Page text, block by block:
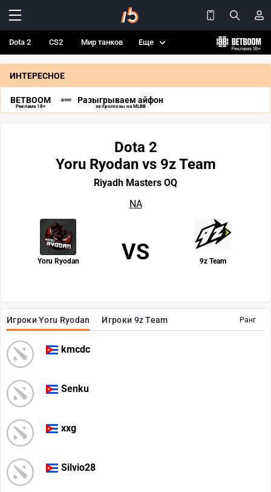
Dota 2 CS2 Мир танков Еще
ИНТЕРЕСНОЕ
BETBOOM
Реклама 18+
Разыгрываем айфон
за прогнозы на MLBB
Ранг
Игроки Yoru Ryodan Игроки 9z Team
kmcdc
Senku
xxg
Silvio28
Dota 2
Yoru Ryodan vs 9z Team
Riyadh Masters OQ
NA
Yoru Ryodan 9z Team
VS